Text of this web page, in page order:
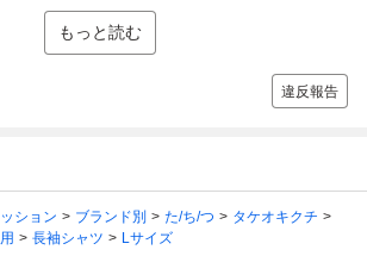
もっと読む
違反報告
ション ブランド別 た/ち/つ
タケオキクチ
長袖シャツ Lサイズ